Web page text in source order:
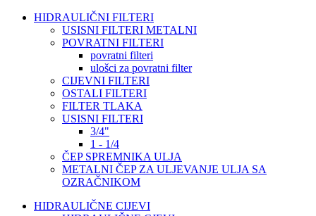
HIDRAULIČNI FILTERI
USISNI FILTERI METALNI
POVRATNI FILTERI
povratni filteri
ulošci za povratni filter
CIJEVNI FILTERI
OSTALI FILTERI
FILTER TLAKA
USISNI FILTERI
3/4"
1 - 1/4
ČEP SPREMNIKA ULJA
METALNI ČEP ZA ULJEVANJE ULJA SA
OZRAČNIKOM
HIDRAULIČNE CIJEVI